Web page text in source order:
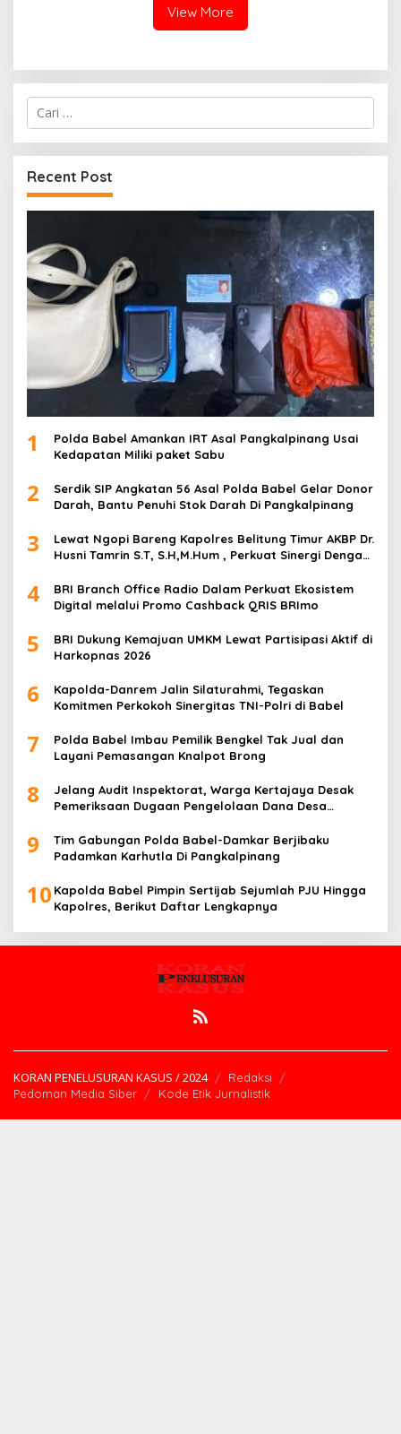
View More
Cari
untuk:
Recent Post
1
Polda Babel Amankan IRT Asal Pangkalpinang Usai
Kedapatan Miliki paket Sabu
2
Serdik SIP Angkatan 56 Asal Polda Babel Gelar Donor
Darah, Bantu Penuhi Stok Darah Di Pangkalpinang
3
Lewat Ngopi Bareng Kapolres Belitung Timur AKBP Dr.
Husni Tamrin S.T, S.H,M.Hum , Perkuat Sinergi Dengan
4
BRI Branch Office Radio Dalam Perkuat Ekosistem
Digital melalui Promo Cashback QRIS BRImo
5
BRI Dukung Kemajuan UMKM Lewat Partisipasi Aktif di
Harkopnas 2026
6
Kapolda-Danrem Jalin Silaturahmi, Tegaskan
Komitmen Perkokoh Sinergitas TNI-Polri di Babel
7
Polda Babel Imbau Pemilik Bengkel Tak Jual dan
Layani Pemasangan Knalpot Brong
8
Jelang Audit Inspektorat, Warga Kertajaya Desak
Pemeriksaan Dugaan Pengelolaan Dana Desa
9
Tim Gabungan Polda Babel-Damkar Berjibaku
Padamkan Karhutla Di Pangkalpinang
10 Kapolda Babel Pimpin Sertijab Sejumlah PJU Hingga
Kapolres, Berikut Daftar Lengkapnya
KORAN PENELUSURAN KASUS / 2024
Redaksi
Pedoman Media Siber
Kode Etik Jurnalistik